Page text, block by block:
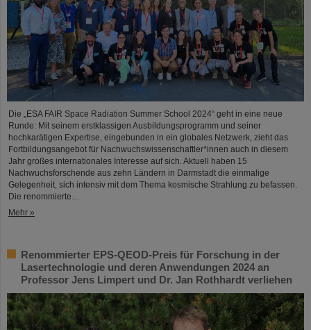
Die „ESA FAIR Space Radiation Summer School 2024“ geht in eine neue
Runde: Mit seinem erstklassigen Ausbildungsprogramm und seiner
hochkarätigen Expertise, eingebunden in ein globales Netzwerk, zieht das
Fortbildungsangebot für Nachwuchswissenschaftler*innen auch in diesem
Jahr großes internationales Interesse auf sich. Aktuell haben 15
Nachwuchsforschende aus zehn Ländern in Darmstadt die einmalige
Gelegenheit, sich intensiv mit dem Thema kosmische Strahlung zu befassen.
Die renommierte…
Mehr »
Renommierter EPS-QEOD-Preis für Forschung in der
Lasertechnologie und deren Anwendungen 2024 an
Professor Jens Limpert und Dr. Jan Rothhardt verliehen